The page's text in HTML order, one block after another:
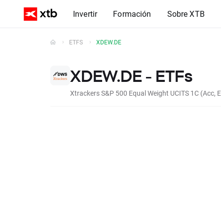
Invertir Formación Sobre XTB
ETFS XDEW.DE
XDEW.DE - ETFs
Xtrackers S&P 500 Equal Weight UCITS 1C (Acc,